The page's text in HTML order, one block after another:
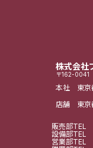
株式会社
〒162-0041
本社 東京
店舗 東京
販売部TEL
設備部TEL
営業部TEL